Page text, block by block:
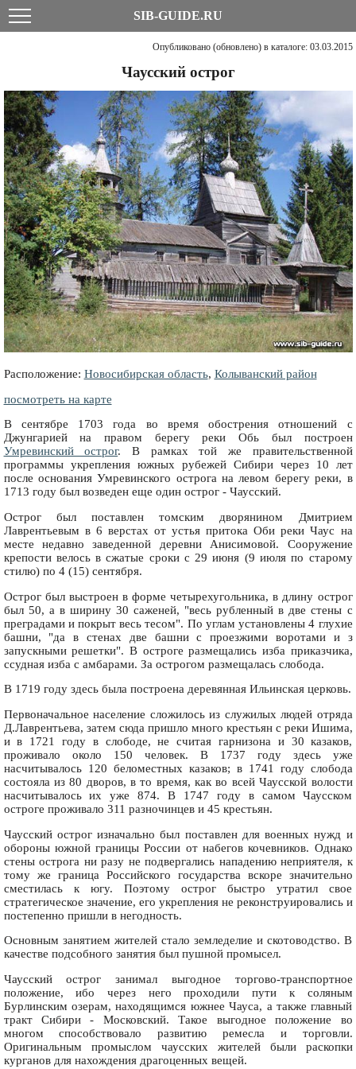
SIB-GUIDE.RU
Опубликовано (обновлено) в каталоге: 03.03.2015
Чаусский острог
Расположение: Новосибирская область, Колыванский район
посмотреть на карте
В сентябре 1703 года во время обострения отношений с
Джунгарией на правом берегу реки Обь был построен
Умревинский острог. В рамках той же правительственной
программы укрепления южных рубежей Сибири через 10 лет
после основания Умревинского острога на левом берегу реки, в
1713 году был возведен еще один острог - Чаусский.
Острог был поставлен томским дворянином Дмитрием
Лаврентьевым в 6 верстах от устья притока Оби реки Чаус на
месте недавно заведенной деревни Анисимовой. Сооружение
крепости велось в сжатые сроки с 29 июня (9 июля по старому
стилю) по 4 (15) сентября.
Острог был выстроен в форме четырехугольника, в длину острог
был 50, а в ширину 30 саженей, "весь рубленный в две стены с
преградами и покрыт весь тесом". По углам установлены 4 глухие
башни, "да в стенах две башни с проезжими воротами и з
запускными решетки". В остроге размещались изба приказчика,
ссудная изба с амбарами. За острогом размещалась слобода.
В 1719 году здесь была построена деревянная Ильинская церковь.
Первоначальное население сложилось из служилых людей отряда
Д.Лаврентьева, затем сюда пришло много крестьян с реки Ишима,
и в 1721 году в слободе, не считая гарнизона и 30 казаков,
проживало около 150 человек. В 1737 году здесь уже
насчитывалось 120 беломестных казаков; в 1741 году слобода
состояла из 80 дворов, в то время, как во всей Чаусской волости
насчитывалось их уже 874. В 1747 году в самом Чаусском
остроге проживало 311 разночинцев и 45 крестьян.
Чаусский острог изначально был поставлен для военных нужд и
обороны южной границы России от набегов кочевников. Однако
стены острога ни разу не подвергались нападению неприятеля, к
тому же граница Российского государства вскоре значительно
сместилась к югу. Поэтому острог быстро утратил свое
стратегическое значение, его укрепления не реконструировались и
постепенно пришли в негодность.
Основным занятием жителей стало земледелие и скотоводство. В
качестве подсобного занятия был пушной промысел.
Чаусский острог занимал выгодное торгово-транспортное
положение, ибо через него проходили пути к соляным
Бурлинским озерам, находящимся южнее Чауса, а также главный
тракт Сибири - Московский. Такое выгодное положение во
многом способствовало развитию ремесла и торговли.
Оригинальным промыслом чаусских жителей были раскопки
курганов для нахождения драгоценных вещей.